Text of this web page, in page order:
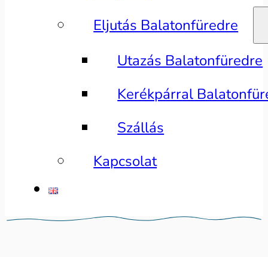
Eljutás Balatonfüredre
Utazás Balatonfüredre
Kerékpárral
Szállás
Kapcsolat